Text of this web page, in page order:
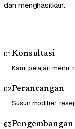
dan menghasilkan.
01Konsultasi
Kami pelajari menu,
02Perancangan
Susun modifier,
03Pengembangan